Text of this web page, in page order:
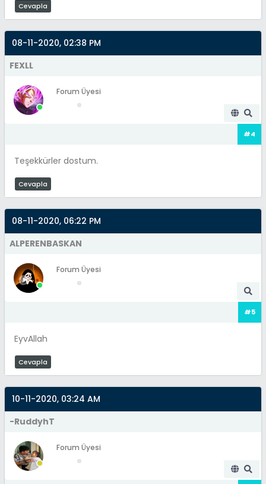
Cevapla
08-11-2020, 02:38 PM
FEXLL
Forum Üyesi
#4
Teşekkürler dostum.
Cevapla
08-11-2020, 06:22 PM
ALPERENBASKAN
Forum Üyesi
#5
EyvAllah
Cevapla
10-11-2020, 03:24 AM
-RuddyhT
Forum Üyesi